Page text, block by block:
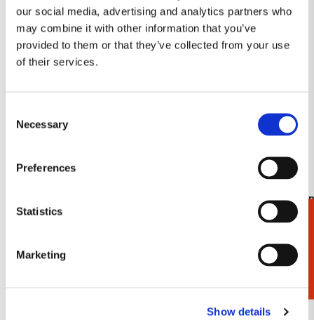
our social media, advertising and analytics partners who
may combine it with other information that you’ve
provided to them or that they’ve collected from your use
of their services.
Selection
Necessary
Preferences
Statistics
Marketing
Show details
verlanglijst
Elegance, Janneke Brinkman-Salentijn
Niek vanCadeaukiezer